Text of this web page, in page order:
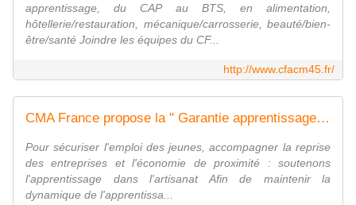
apprentissage, du CAP au BTS, en alimentation,
hôtellerie/restauration, mécanique/carrosserie, beauté/bien-
être/santé Joindre les équipes du CF...
http://www.cfacm45.fr/
CMA France propose la " Garantie apprentissage " - CMA France
Pour sécuriser l'emploi des jeunes, accompagner la reprise
des entreprises et l'économie de proximité : soutenons
l'apprentissage dans l'artisanat Afin de maintenir la
dynamique de l'apprentissa...